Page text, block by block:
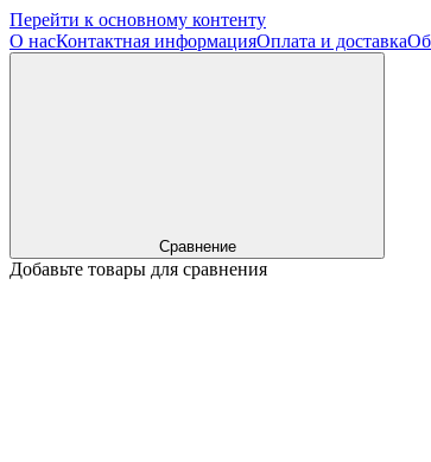
Перейти к основному контенту
О насКонтактная информацияОплата и доставка
Сравнение
Добавьте товары для сравнения